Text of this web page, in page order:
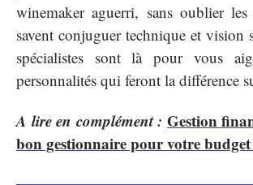
winemaker aguerri, sans oublier
savent conjuguer technique et vision
spécialistes sont là pour vous
personnalités qui feront la différence
A lire en complément : Gestion
bon gestionnaire pour votre